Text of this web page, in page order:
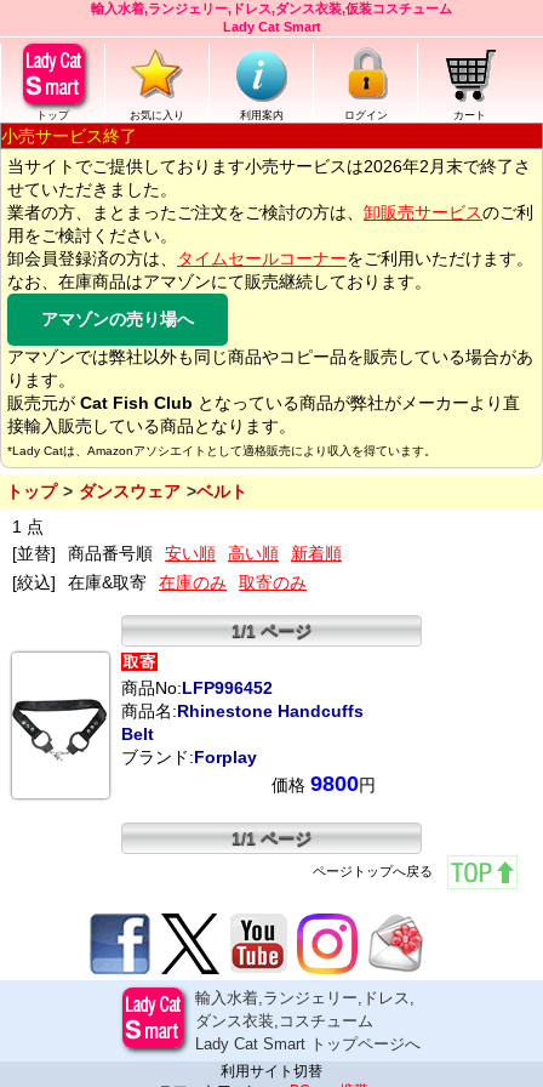
輸入水着,ランジェリー,ドレス,ダンス衣装,仮装コスチューム
Lady Cat Smart
トップ お気に入り 利用案内 ログイン カート
小売サービス終了
当サイトでご提供しております小売サービスは2026年2月末で終了さ
せていただきました。
業者の方、まとまったご注文をご検討の方は、 卸販売サービスのご利
用をご検討ください。
卸会員登録済の方は、
タイムセールコーナーをご利用いただけます。
なお、在庫商品はアマゾンにて販売継続しております。
アマゾンの売り場へ
アマゾンでは弊社以外も同じ商品やコピー品を販売している場合があ
ります。
販売元が Cat Fish Club となっている商品が弊社がメーカーより直
接輸入販売している商品となります。
*Lady Catは、Amazonアソシエイトとして適格販売により収入を得ています。
トップ ダンスウェア
ベルト
1 点
[並替]
商品番号順 安い順 高い順
新着順
[絞込]
在庫&取寄 在庫のみ 取寄のみ
1/1 ページ
商品No:LFP996452
商品名:Rhinestone Handcuffs
Belt
ブランド:Forplay
価格 9800円
1/1 ページ
ページトップへ戻る
輸入水着,ランジェリー,ドレス,
ダンス衣装,コスチューム
Lady Cat Smart トップページへ
利用サイト切替